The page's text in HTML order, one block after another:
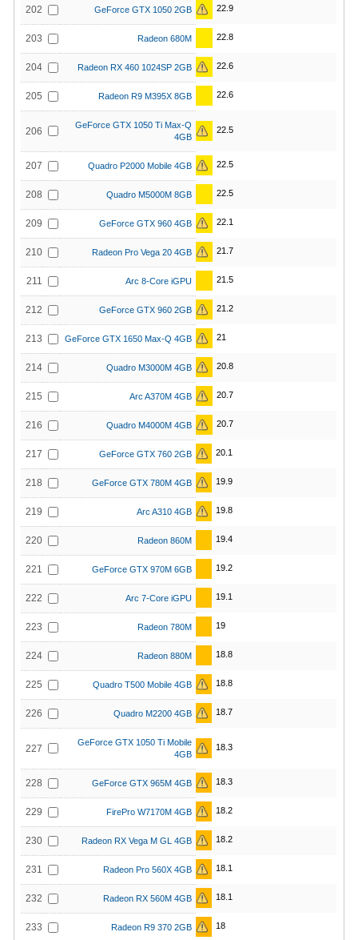
202 GeForce GTX 1050 2GB 22.9
203 Radeon 680M 22.8
204 Radeon RX 460 1024SP 2GB 22.6
205 Radeon R9 M395X 8GB 22.6
206
GeForce GTX 1050 Ti Max-Q
4GB
22.5
207 Quadro P2000 Mobile 4GB 22.5
208 Quadro M5000M 8GB 22.5
209 GeForce GTX 960 4GB 22.1
210 Radeon Pro Vega 20 4GB 21.7
211 Arc 8-Core iGPU 21.5
212 GeForce GTX 960 2GB 21.2
213 GeForce GTX 1650 Max-Q 4GB 21
214 Quadro M3000M 4GB 20.8
215 Arc A370M 4GB 20.7
216 Quadro M4000M 4GB 20.7
217 GeForce GTX 760 2GB 20.1
218 GeForce GTX 780M 4GB 19.9
219 Arc A310 4GB 19.8
220 Radeon 860M 19.4
221 GeForce GTX 970M 6GB 19.2
222 Arc 7-Core iGPU 19.1
223 Radeon 780M 19
224 Radeon 880M 18.8
225 Quadro T500 Mobile 4GB 18.8
226 Quadro M2200 4GB 18.7
227
GeForce GTX 1050 Ti Mobile
4GB
18.3
228 GeForce GTX 965M 4GB 18.3
229 FirePro W7170M 4GB 18.2
230 Radeon RX Vega M GL 4GB 18.2
231 Radeon Pro 560X 4GB 18.1
232 Radeon RX 560M 4GB 18.1
233 Radeon R9 370 2GB 18